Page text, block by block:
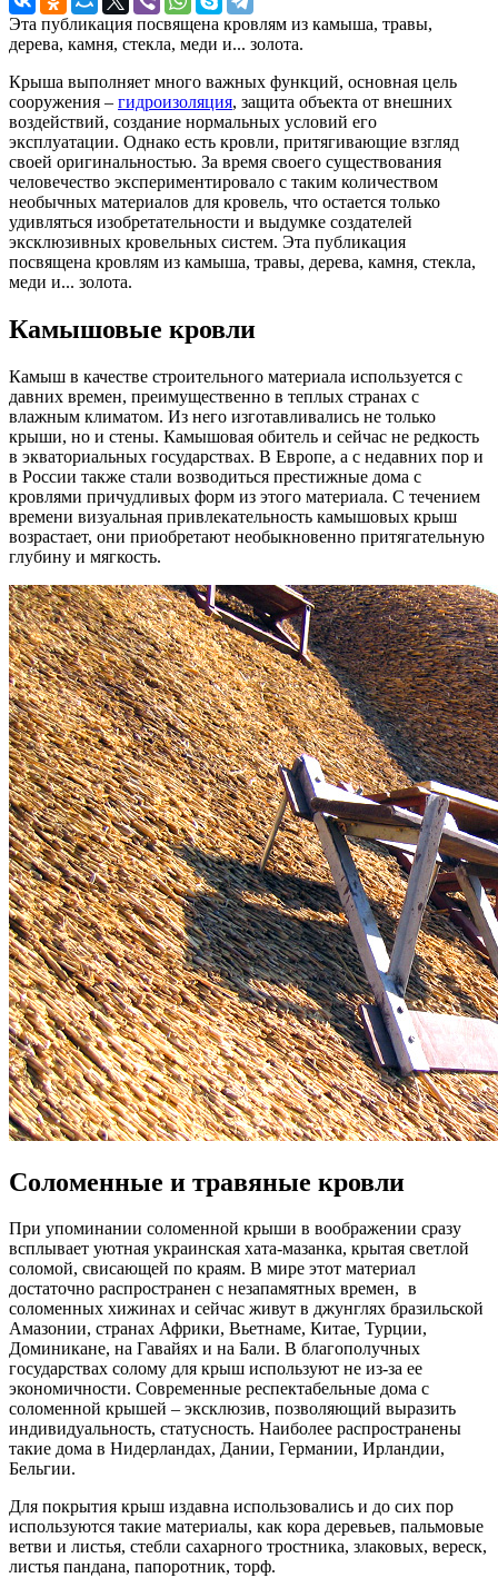
Эта публикация посвящена кровлям из камыша, травы,
дерева, камня, стекла, меди и... золота.
Крыша выполняет много важных функций, основная цель
сооружения – гидроизоляция, защита объекта от внешних
воздействий, создание нормальных условий его
эксплуатации. Однако есть кровли, притягивающие взгляд
своей оригинальностью. За время своего существования
человечество экспериментировало с таким количеством
необычных материалов для кровель, что остается только
удивляться изобретательности и выдумке создателей
эксклюзивных кровельных систем. Эта публикация
посвящена кровлям из камыша, травы, дерева, камня, стекла,
меди и... золота.
Камышовые кровли
Камыш в качестве строительного материала используется с
давних времен, преимущественно в теплых странах с
влажным климатом. Из него изготавливались не только
крыши, но и стены. Камышовая обитель и сейчас не редкость
в экваториальных государствах. В Европе, а с недавних пор и
в России также стали возводиться престижные дома с
кровлями причудливых форм из этого материала. С течением
времени визуальная привлекательность камышовых крыш
возрастает, они приобретают необыкновенно притягательную
глубину и мягкость.
Соломенные и травяные кровли
При упоминании соломенной крыши в воображении сразу
всплывает уютная украинская хата-мазанка, крытая светлой
соломой, свисающей по краям. В мире этот материал
достаточно распространен с незапамятных времен, в
соломенных хижинах и сейчас живут в джунглях бразильской
Амазонии, странах Африки, Вьетнаме, Китае, Турции,
Доминикане, на Гавайях и на Бали. В благополучных
государствах солому для крыш используют не из-за ее
экономичности. Современные респектабельные дома с
соломенной крышей – эксклюзив, позволяющий выразить
индивидуальность, статусность. Наиболее распространены
такие дома в Нидерландах, Дании, Германии, Ирландии,
Бельгии.
Для покрытия крыш издавна использовались и до сих пор
используются такие материалы, как кора деревьев, пальмовые
ветви и листья, стебли сахарного тростника, злаковых, вереск,
листья пандана, папоротник, торф.